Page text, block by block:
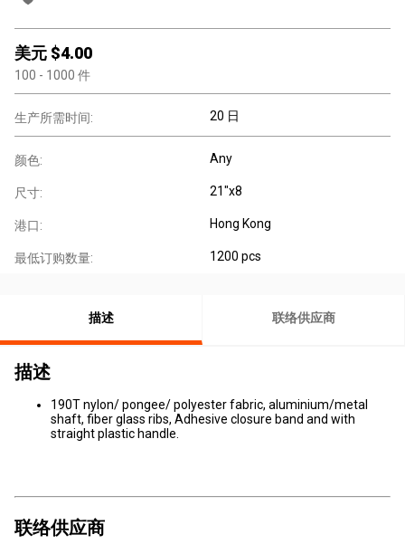
美元 $4.00
100 - 1000 件
生产所需时间: 20 日
颜色: Any
尺寸: 21"x8
港口: Hong Kong
最低订购数量: 1200 pcs
描述 联络供应商
描述
190T nylon/ pongee/ polyester fabric, aluminium/metal
shaft, fiber glass ribs, Adhesive closure band and with
straight plastic handle.
联络供应商